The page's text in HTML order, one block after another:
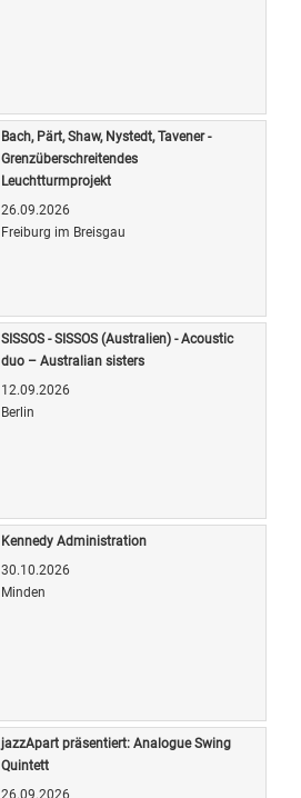
Bach, Pärt, Shaw, Nystedt, Tavener -
Grenzüberschreitendes
Leuchtturmprojekt
26.09.2026
Freiburg im Breisgau
SISSOS - SISSOS (Australien) - Acoustic
duo – Australian sisters
12.09.2026
Berlin
Kennedy Administration
30.10.2026
Minden
jazzApart präsentiert: Analogue Swing
Quintett
26.09.2026